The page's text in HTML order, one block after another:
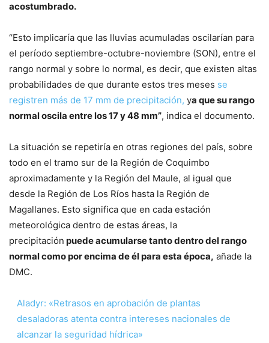
acostumbrado.
“Esto implicaría que las lluvias acumuladas oscilarían para
el período septiembre-octubre-noviembre (SON), entre el
rango normal y sobre lo normal, es decir, que existen altas
probabilidades de que durante estos tres meses se
registren más de 17 mm de precipitación, ya que su rango
normal oscila entre los 17 y 48 mm”, indica el documento.
La situación se repetiría en otras regiones del país, sobre
todo en el tramo sur de la Región de Coquimbo
aproximadamente y la Región del Maule, al igual que
desde la Región de Los Ríos hasta la Región de
Magallanes. Esto significa que en cada estación
meteorológica dentro de estas áreas, la
precipitación puede acumularse tanto dentro del rango
normal como por encima de él para esta época, añade la
DMC.
Aladyr: «Retrasos en aprobación de plantas
desaladoras atenta contra intereses nacionales de
alcanzar la seguridad hídrica»